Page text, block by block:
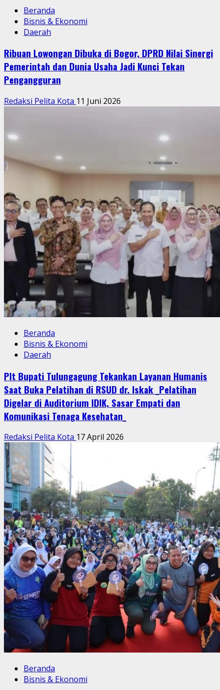
Beranda
Bisnis & Ekonomi
Daerah
Ribuan Lowongan Dibuka di Bogor, DPRD Nilai Sinergi
Pemerintah dan Dunia Usaha Jadi Kunci Tekan
Pengangguran
Redaksi Pelita Kota 11 Juni 2026
Beranda
Bisnis & Ekonomi
Daerah
Plt Bupati Tulungagung Tekankan Layanan Humanis
Saat Buka Pelatihan di RSUD dr. Iskak _Pelatihan
Digelar di Auditorium IDIK, Sasar Empati dan
Komunikasi Tenaga Kesehatan_
Redaksi Pelita Kota 17 April 2026
Beranda
Bisnis & Ekonomi